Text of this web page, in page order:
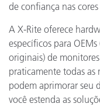
de confiança nas
A X-Rite oferece
específicos para
originais) de
praticamente todas as
podem aprimorar seu
você estenda as